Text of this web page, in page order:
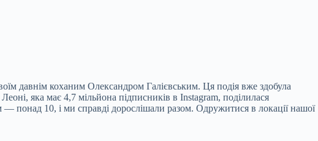
давнім коханим Олександром Галієвським. Ця подія вже здобула
яка має 4,7 мільйона підписників в Instagram, поділилася
понад 10, і ми справді дорослішали разом. Одружитися в локації нашої